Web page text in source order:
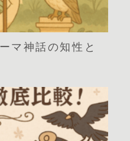
マ神話の知性と